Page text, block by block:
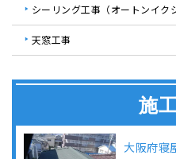
シーリング工事（オートンイク
天窓工事
施
大阪府